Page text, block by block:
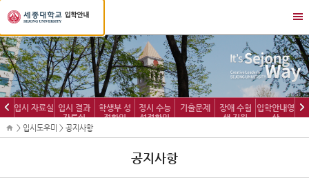
세
종
대
학
교
입
학
정
보
뉴
열
기/
닫
기
이
전
다
음
입시 자료실 입시 결과
자료실
학생부 성
적확인
정시 수능
성적확인
기출문제
장애 수험
생 지원
입학안내영
상
> 입시도우미 > 공지사항
공지사항